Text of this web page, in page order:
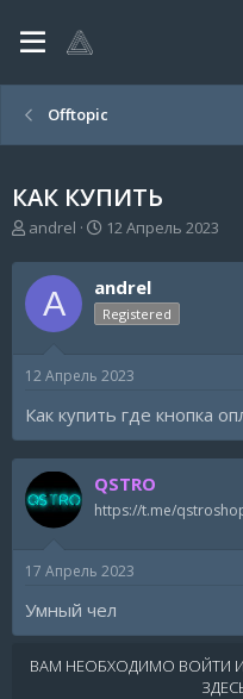
Offtopic
КАК КУПИТЬ
А
т
о
р
т
м
andrel
Д
т
а
н
а
а
12 Апрель 2023
A andrel
Registered
12 Апрель 2023
Как купить где кнопка
QSTRO
https://t.me/
17 Апрель 2023
Умный чел
ВАМ НЕОБХОДИМО ВОЙТИ